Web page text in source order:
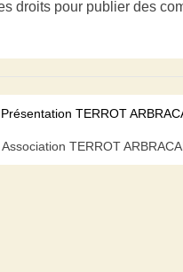
droits pour publier des
Présentation TERROT
Association TERROT